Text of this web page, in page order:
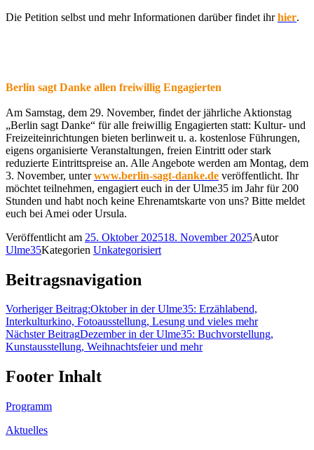
Die Petition selbst und mehr Informationen darüber findet ihrhier.
Berlin sagt Danke allen freiwillig Engagierten
Am Samstag, dem 29. November, findet der jährliche Aktionstag
„Berlin sagt Danke“ für alle freiwillig Engagierten statt: Kultur- und
Freizeiteinrichtungen bieten berlinweit u. a. kostenlose Führungen,
eigens organisierte Veranstaltungen, freien Eintritt oder stark
reduzierte Eintrittspreise an. Alle Angebote werden am Montag, dem
3. November, unterwww.berlin-sagt-danke.de veröffentlicht. Ihr
möchtet teilnehmen, engagiert euch in der Ulme35 im Jahr für 200
Stunden und habt noch keine Ehrenamtskarte von uns? Bitte meldet
euch bei Amei oder Ursula.
Veröffentlicht am 25. Oktober 202518. November 2025Autor
Ulme35Kategorien Unkategorisiert
Beitragsnavigation
Vorheriger Beitrag:Oktober in der Ulme35: Erzählabend,
Interkulturkino, Fotoausstellung, Lesung und vieles mehr
Nächster BeitragDezember in der Ulme35: Buchvorstellung,
Kunstausstellung, Weihnachtsfeier und mehr
Footer Inhalt
Programm
Aktuelles